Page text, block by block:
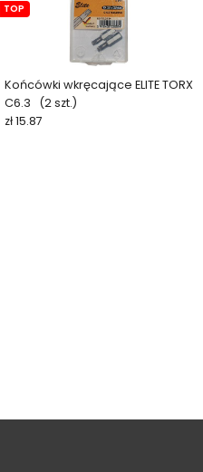
Końcówki wkręcające ELITE TORX
C6.3 (2 szt.)
TOP
zł 15.87